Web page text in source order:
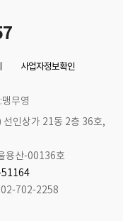
사업자정보확인
무영
인상가 21동 2층 36호,
용산-00136호
702-2258